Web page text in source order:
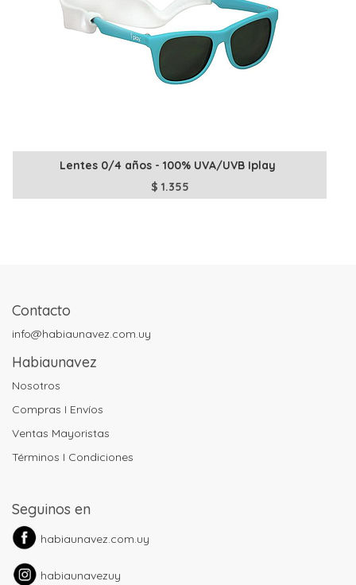
Lentes 0/4 años - 100% UVA/UVB Iplay
$ 1.355
Contacto
info@habiaunavez.com.uy
Habiaunavez
Nosotros
Compras I Envíos
Ventas Mayoristas
Términos I Condiciones
Seguinos en
habiaunavez.com.uy
habiaunavezuy